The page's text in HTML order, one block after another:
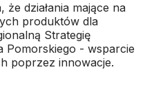
działania mające na
produktów dla
Strategię
Pomorskiego - wsparcie
poprzez innowacje.